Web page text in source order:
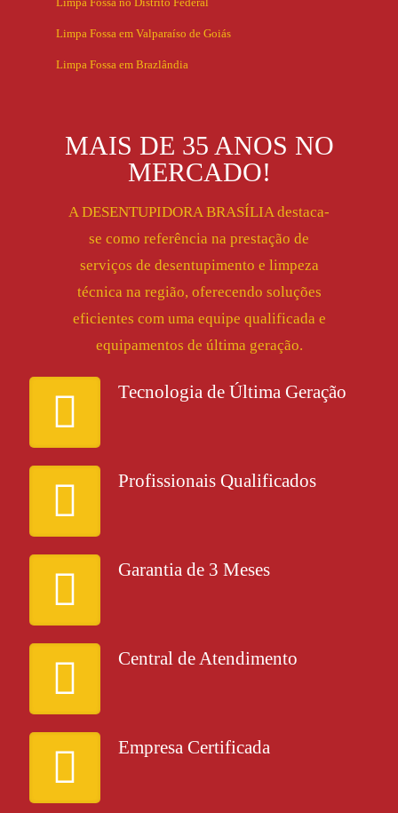
Limpa Fossa em Valparaíso de Goiás
Limpa Fossa em Brazlândia
MAIS DE 35 ANOS NO
MERCADO!
A DESENTUPIDORA BRASÍLIA destaca-
se como referência na prestação de
serviços de desentupimento e limpeza
técnica na região, oferecendo soluções
eficientes com uma equipe qualificada e
equipamentos de última geração.
Tecnologia de Última Geração
Profissionais Qualificados
Garantia de 3 Meses
Central de Atendimento
Empresa Certificada